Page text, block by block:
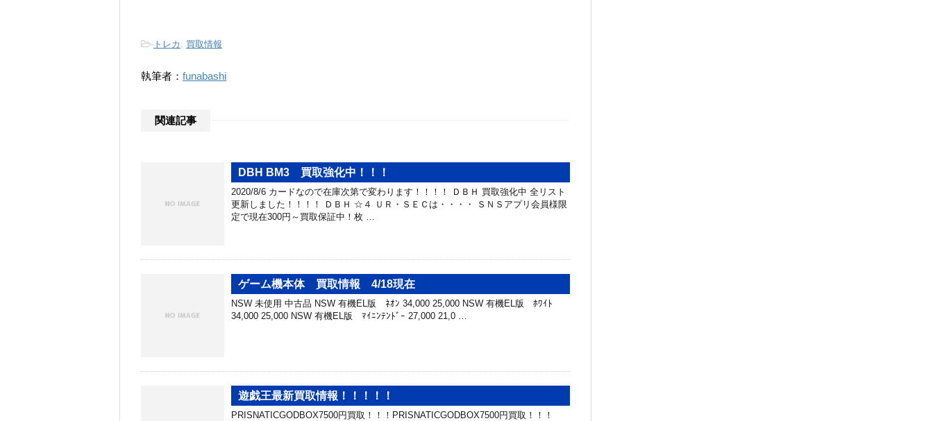
- トレカ 買取情報
執筆者： funabashi
関連記事
DBH BM3 買取強化中！！！
2020/8/6 カードなので在庫次第で変わります！！！！ ＤＢＨ 買取強化中 全リスト
更新しました！！！！ ＤＢＨ ☆４ ＵＲ・ＳＥＣは・・・・ ＳＮＳアプリ会員様限
定で現在300円～買取保証中！枚 …
ゲーム機本体 買取情報 4/18現在
NSW 未使用 中古品 NSW 有機EL版 ﾈｵﾝ 34,000 25,000 NSW 有機EL版 ﾎﾜｲﾄ
34,000 25,000 NSW 有機EL版 ﾏｲﾆﾝﾃﾝﾄﾞｰ 27,000 21,0 …
遊戯王最新買取情報！！！！！
PRISNATICGODBOX7500円買取！！！PRISNATICGODBOX7500円買取！！！